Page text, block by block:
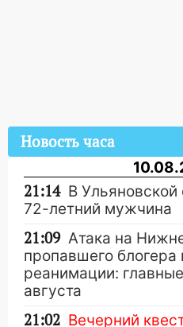
Новость часа
21:14 В Ульяновской
72-летний мужчина
21:09 Атака на
пропавшего блогера
реанимации:
августа
21:02 Вечерний